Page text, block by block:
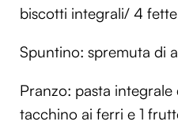
biscotti integrali/ 4
Spuntino: spremuta di
Pranzo: pasta
tacchino ai ferri e 1